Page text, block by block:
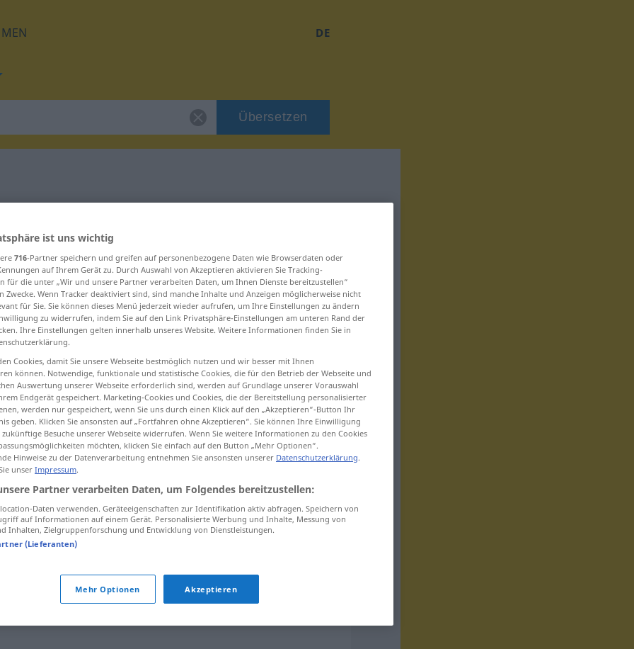
DE
Übersetzen
"inicjatywa"
zinicjatywy GEN
inicjatywa społeczna
ist uns wichtig
716-Partner speichern und greifen auf personenbezogene Daten wie Browserdaten oder
auf Ihrem Gerät zu. Durch Auswahl von Akzeptieren aktivieren Sie Tracking-
für die unter „Wir und unsere Partner verarbeiten Daten, um Ihnen Dienste bereitzustellen“
Zwecke. Wenn Tracker deaktiviert sind, sind manche Inhalte und Anzeigen möglicherweise nicht
für Sie. Sie können dieses Menü jederzeit wieder aufrufen, um Ihre Einstellungen zu ändern
zu widerrufen, indem Sie auf den Link Privatsphäre-Einstellungen am unteren Rand der
Ihre Einstellungen gelten innerhalb unseres Website. Weitere Informationen finden Sie in
Cookies, damit Sie unsere Webseite bestmöglich nutzen und wir besser mit Ihnen
können. Notwendige, funktionale und statistische Cookies, die für den Betrieb der Webseite und
Auswertung unserer Webseite erforderlich sind, werden auf Grundlage unserer Vorauswahl
Endgerät gespeichert. Marketing-Cookies und Cookies, die der Bereitstellung personalisierter
werden nur gespeichert, wenn Sie uns durch einen Klick auf den „Akzeptieren“-Button Ihr
geben. Klicken Sie ansonsten auf „Fortfahren ohne Akzeptieren“. Sie können Ihre Einwilligung
Besuche unserer Webseite widerrufen. Wenn Sie weitere Informationen zu den Cookies
möchten, klicken Sie einfach auf den Button „Mehr Optionen“.
Hinweise zu der Datenverarbeitung entnehmen Sie ansonsten unserer Datenschutzerklärung.
unser Impressum.
Partner verarbeiten Daten, um Folgendes bereitzustellen:
Daten verwenden. Geräteeigenschaften zur Identifikation aktiv abfragen. Speichern von
auf Informationen auf einem Gerät. Personalisierte Werbung und Inhalte, Messung von
Inhalten, Zielgruppenforschung und Entwicklung von Dienstleistungen.
(Lieferanten)
Mehr Optionen Akzeptieren